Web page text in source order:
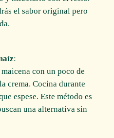
el sabor original pero
:
con un poco de
crema. Cocina durante
espese. Este método es
una alternativa sin